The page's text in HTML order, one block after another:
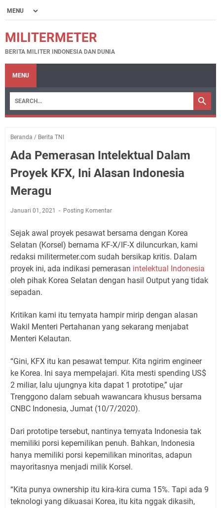
MILITERMETER
BERITA MILITER INDONESIA DAN DUNIA
MENU
Beranda / Berita TNI
Ada Pemerasan Intelektual Dalam
Proyek KFX, Ini Alasan Indonesia
Meragu
Januari 01, 2021 Posting Komentar
Sejak awal proyek pesawat bersama dengan Korea
Selatan (Korsel) bernama KF-X/IF-X diluncurkan, kami
redaksi militermeter.com sudah bersikap kritis. Dalam
proyek ini, ada indikasi pemerasan intelektual Indonesia
oleh pihak Korea Selatan dengan hasil Output yang tidak
sepadan.
Kritikan kami itu ternyata hampir mirip dengan alasan
Wakil Menteri Pertahanan yang sekarang menjabat
Menteri Kelautan.
“Gini, KFX itu kan pesawat tempur. Kita ngirim engineer
ke Korea. Ini saya mempelajari. Kita mesti spending US$
2 miliar, lalu ujungnya kita dapat 1 prototipe,” ujar
Trenggono dalam sebuah wawancara khusus bersama
CNBC Indonesia, Jumat (10/7/2020).
Dari prototipe tersebut, nantinya ternyata Indonesia tak
memiliki porsi kepemilikan penuh. Bahkan, Indonesia
hanya memiliki porsi kepemilikan minoritas, adapun
mayoritasnya menjadi milik Korsel.
“Kita punya ownership itu kira-kira cuma 15%. Tapi ada 9
teknologi yang dikuasai Korea, itu kita nggak dikasih,